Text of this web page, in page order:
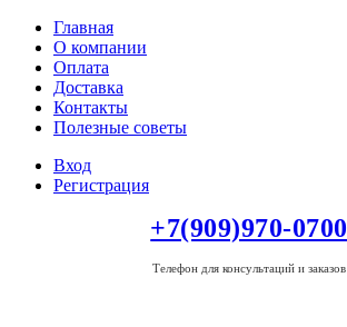
Главная
О компании
Оплата
Доставка
Контакты
Полезные советы
Вход
Регистрация
+7(909)970-0700
Телефон для консультаций и заказов